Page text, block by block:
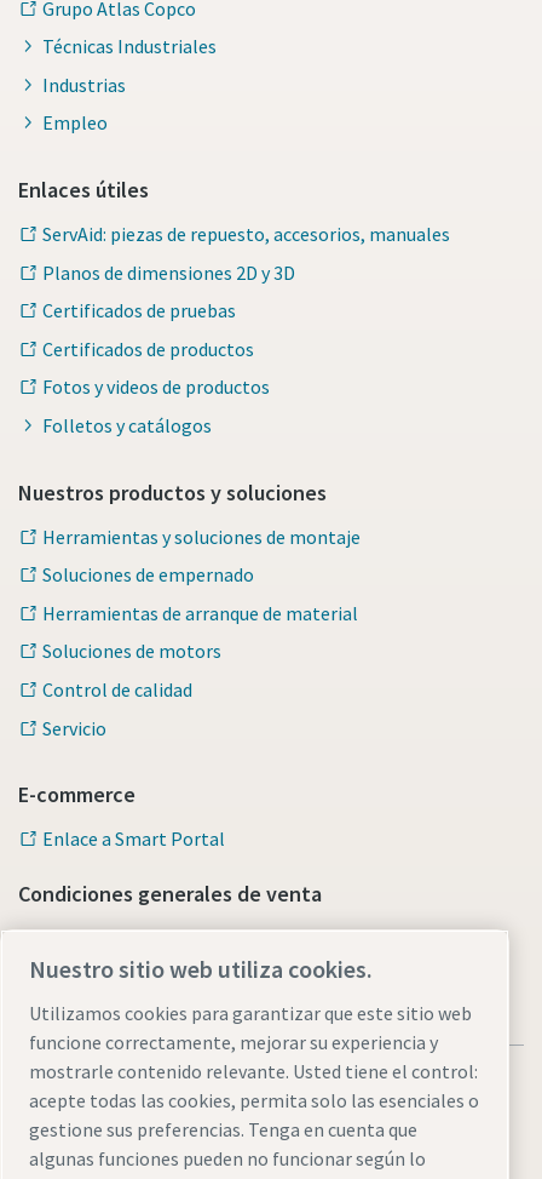
Grupo Atlas Copco
Técnicas Industriales
Industrias
Empleo
Enlaces útiles
ServAid: piezas de repuesto, accesorios, manuales
Planos de dimensiones 2D y 3D
Certificados de pruebas
Certificados de productos
Fotos y videos de productos
Folletos y catálogos
Nuestros productos y soluciones
Herramientas y soluciones de montaje
Soluciones de empernado
Herramientas de arranque de material
Soluciones de motors
Control de calidad
Servicio
E-commerce
Enlace a Smart Portal
Condiciones generales de venta
Legal & Privacy NoticesAdministrar cookiesAccesibilidad
Nuestro sitio web utiliza cookies.
Utilizamos cookies para garantizar que este sitio web
funcione correctamente, mejorar su experiencia y
mostrarle contenido relevante. Usted tiene el control:
acepte todas las cookies, permita solo las esenciales o
gestione sus preferencias. Tenga en cuenta que
algunas funciones pueden no funcionar según lo